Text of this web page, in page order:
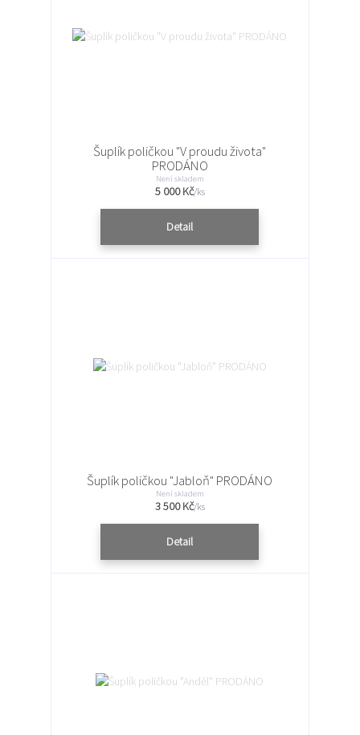
Šuplík poličkou "V proudu života"
PRODÁNO
5 000 Kč/ks
Není skladem
Detail
Šuplík poličkou "Jabloň" PRODÁNO
3 500 Kč/ks
Není skladem
Detail